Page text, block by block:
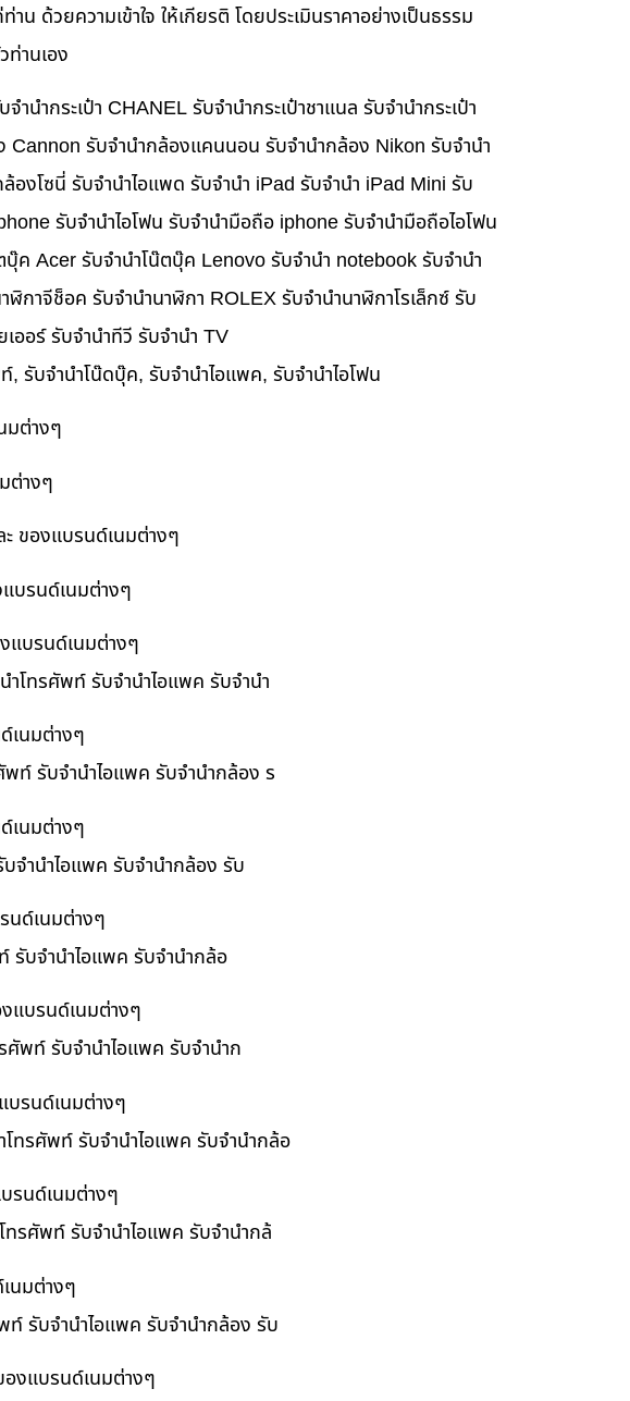
ด้วยความเข้าใจ ให้เกียรติ โดยประเมินราคาอย่างเป็นธรรม
ท่านเอง
นำกระเป๋า CHANEL รับจำนำกระเป๋าชาแนล รับจำนำกระเป๋า
Cannon รับจำนำกล้องแคนนอน รับจำนำกล้อง Nikon รับจำนำ
งโซนี่ รับจำนำไอแพด รับจำนำ iPad รับจำนำ iPad Mini รับ
รับจำนำไอโฟน รับจำนำมือถือ iphone รับจำนำมือถือไอโฟน
ค Acer รับจำนำโน๊ตบุ๊ค Lenovo รับจำนำ notebook รับจำนำ
กาจีช็อค รับจำนำนาฬิกา ROLEX รับจำนำนาฬิกาโรเล็กซ์ รับ
ออร์ รับจำนำทีวี รับจำนำ TV
รับจำนำโน๊ดบุ๊ค, รับจำนำไอแพค, รับจำนำไอโฟน
มต่างๆ
ต่างๆ
ของแบรนด์เนมต่างๆ
บรนด์เนมต่างๆ
แบรนด์เนมต่างๆ
ำโทรศัพท์ รับจำนำไอแพค รับจำนำ
เนมต่างๆ
พท์ รับจำนำไอแพค รับจำนำกล้อง ร
เนมต่างๆ
จำนำไอแพค รับจำนำกล้อง รับ
นด์เนมต่างๆ
รับจำนำไอแพค รับจำนำกล้อ
แบรนด์เนมต่างๆ
ศัพท์ รับจำนำไอแพค รับจำนำก
บรนด์เนมต่างๆ
ทรศัพท์ รับจำนำไอแพค รับจำนำกล้อ
รนด์เนมต่างๆ
รศัพท์ รับจำนำไอแพค รับจำนำกล้
นมต่างๆ
ท์ รับจำนำไอแพค รับจำนำกล้อง รับ
องแบรนด์เนมต่างๆ